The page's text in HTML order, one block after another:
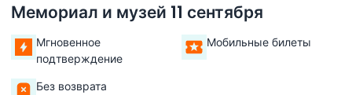
Мемориал и музей 11 сентября
Мгновенное
подтверждение
Мобильные билеты
Без возврата